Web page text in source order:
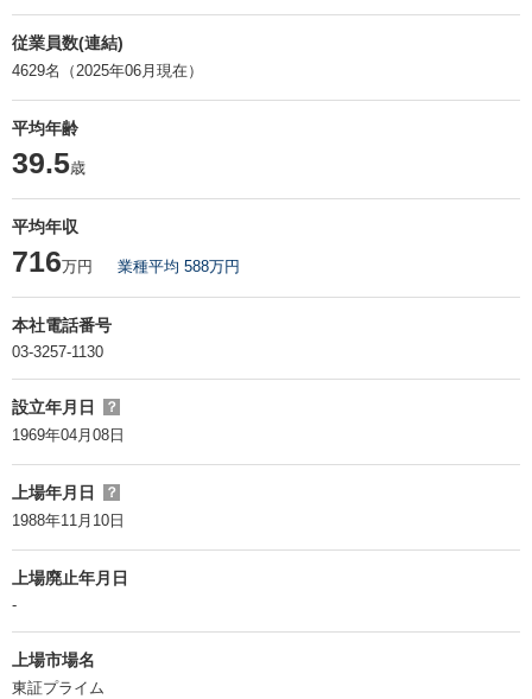
従業員数(連結)
4629名（2025年06月現在）
平均年齢
39.5歳
平均年収
716万円 業種平均 588万円
本社電話番号
03-3257-1130
設立年月日 ？
1969年04月08日
上場年月日 ？
1988年11月10日
上場廃止年月日
-
上場市場名
東証プライム